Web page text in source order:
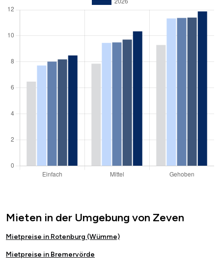
Mieten in der Umgebung von Zeven
Mietpreise in Rotenburg (Wümme)
Mietpreise in Bremervörde